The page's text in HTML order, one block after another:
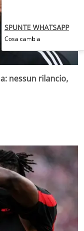
nessun rilancio,
SPUNTE WHATSAPP
Cosa cambia